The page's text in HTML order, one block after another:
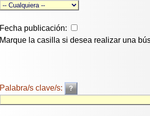
Fecha publicación:
Marque la casilla si desea realizar una
Palabra/s clave/s: